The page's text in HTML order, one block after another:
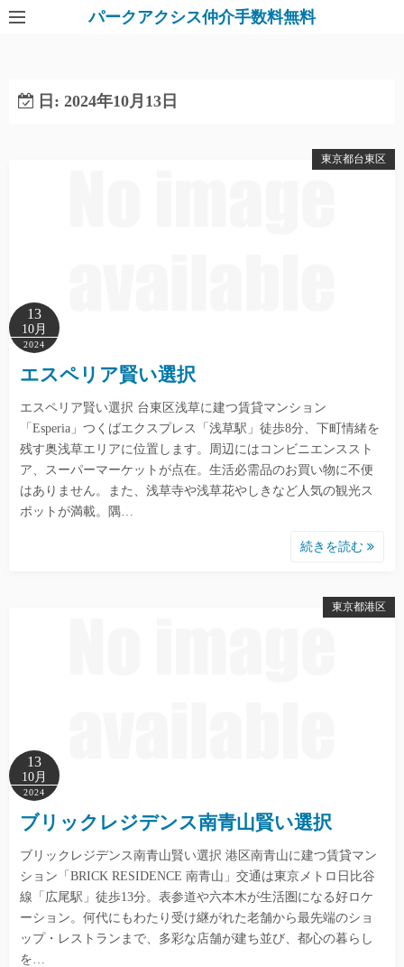
パークアクシス仲介手数料無料
日: 2024年10月13日
東京都台東区
13
10月
2024
エスペリア賢い選択
エスペリア賢い選択 台東区浅草に建つ賃貸マンション
「Esperia」つくばエクスプレス「浅草駅」徒歩8分、下町情緒を
残す奥浅草エリアに位置します。周辺にはコンビニエンススト
ア、スーパーマーケットが点在。生活必需品のお買い物に不便
はありません。また、浅草寺や浅草花やしきなど人気の観光ス
ポットが満載。隅…
続きを読む
東京都港区
13
10月
2024
ブリックレジデンス南青山賢い選択
ブリックレジデンス南青山賢い選択 港区南青山に建つ賃貸マン
ション「BRICK RESIDENCE 南青山」交通は東京メトロ日比谷
線「広尾駅」徒歩13分。表参道や六本木が生活圏になる好ロケ
ーション。何代にもわたり受け継がれた老舗から最先端のショ
ップ・レストランまで、多彩な店舗が建ち並び、都心の暮らし
を…